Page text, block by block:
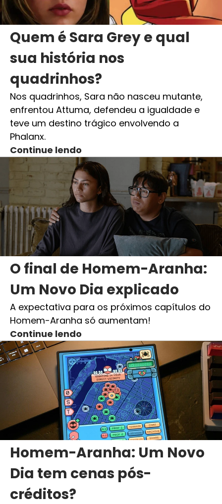
Quem é Sara Grey e qual
sua história nos
quadrinhos?
Nos quadrinhos, Sara não nasceu mutante,
enfrentou Attuma, defendeu a igualdade e
teve um destino trágico envolvendo a
Phalanx.
Continue lendo
O final de Homem-Aranha:
Um Novo Dia explicado
A expectativa para os próximos capítulos do
Homem-Aranha só aumentam!
Continue lendo
Homem-Aranha: Um Novo
Dia tem cenas pós-
créditos?